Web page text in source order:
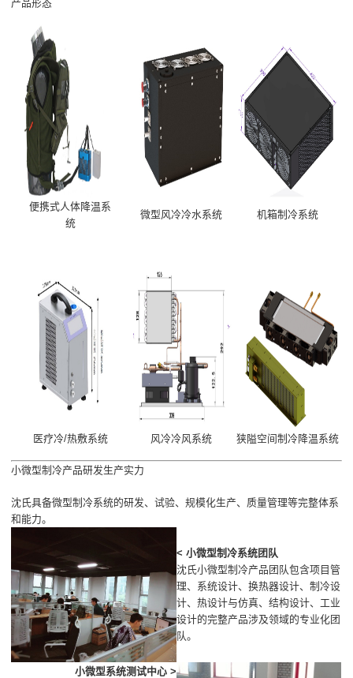
产品形态
便携式人体降温系
统
微型风冷冷水系统 机箱制冷系统
医疗冷/热敷系统 风冷冷风系统 狭隘空间制冷降温系统
小微型制冷产品研发生产实力
沈氏具备微型制冷系统的研发、试验、规模化生产、质量管理等完整体系
和能力。
< 小微型制冷系统团队
沈氏小微型制冷产品团队包含项目管
理、系统设计、换热器设计、制冷设
计、热设计与仿真、结构设计、工业
设计的完整产品涉及领域的专业化团
队。
小微型系统测试中心 >